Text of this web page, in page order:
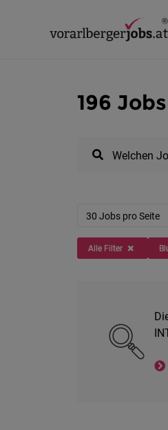
196
Welchen
30 Jobs pro Seite
Alle Filter